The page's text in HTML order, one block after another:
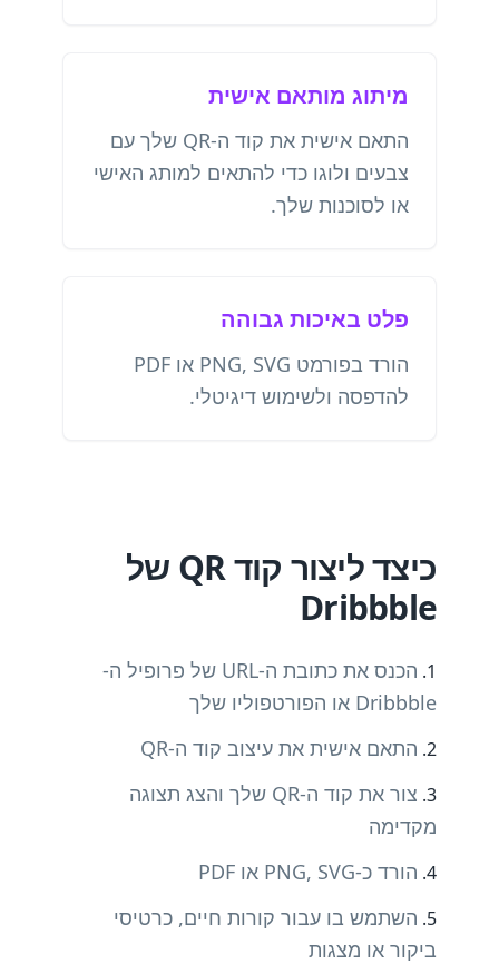
מיתוג מותאם אישית
התאם אישית את קוד ה-QR שלך עם
צבעים ולוגו כדי להתאים למותג האישי
או לסוכנות שלך.
פלט באיכות גבוהה
הורד בפורמט PNG, SVG או PDF
להדפסה ולשימוש דיגיטלי.
כיצד ליצור קוד QR של
Dribbble
הכנס את כתובת ה-URL של פרופיל ה-
Dribbble או הפורטפוליו שלך
התאם אישית את עיצוב קוד ה-QR
צור את קוד ה-QR שלך והצג תצוגה
מקדימה
הורד כ-PNG, SVG או PDF
השתמש בו עבור קורות חיים, כרטיסי
ביקור או מצגות